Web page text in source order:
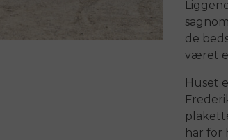
de
været
Huset
har for